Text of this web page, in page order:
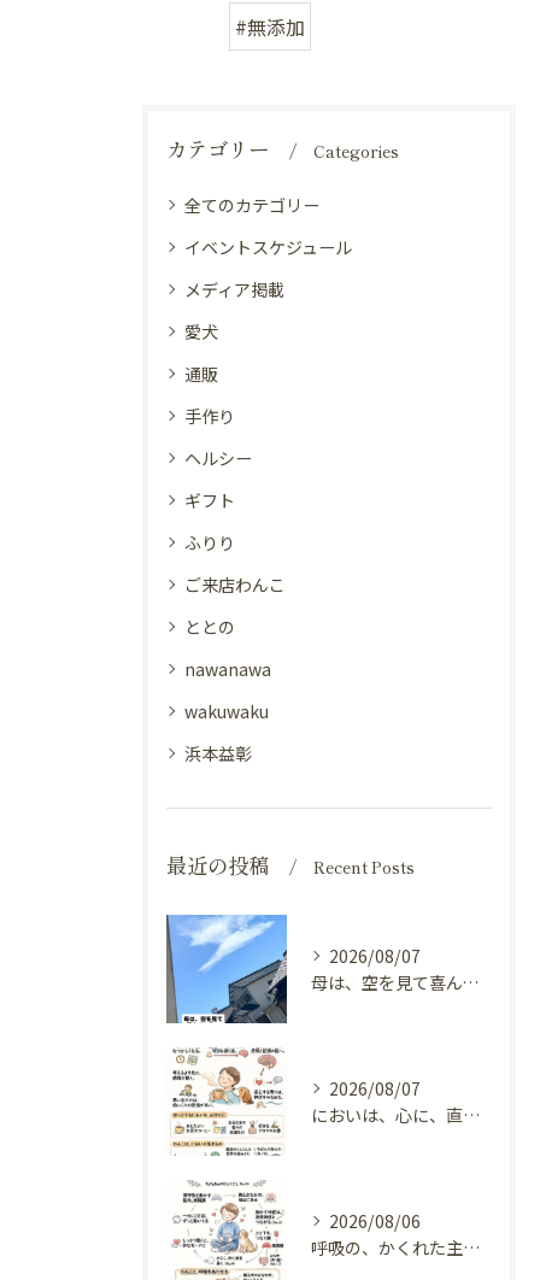
#無添加
カテゴリー Categories
全てのカテゴリー
イベントスケジュール
メディア掲載
愛犬
通販
手作り
ヘルシー
ギフト
ふりり
ご来店わんこ
ととの
nawanawa
wakuwaku
浜本益彰
最近の投稿 Recent Posts
2026/08/07
母は、空を見て喜んでいる。
2026/08/07
においは、心に、直接とどく（嗅覚と自律神経）
2026/08/06
呼吸の、かくれた主役（横隔膜と自律神経）